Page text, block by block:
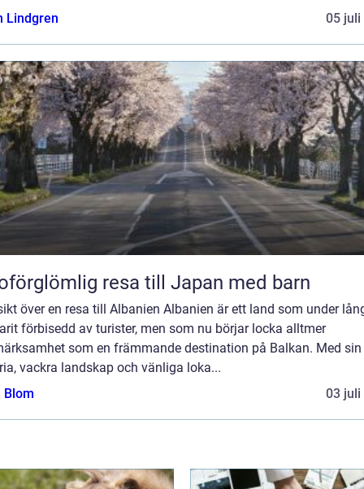
Lindgren
05 juli
resa till Japan med barn
över en resa till Albanien Albanien är ett land som under
förbisedd av turister, men som nu börjar locka alltmer
som en främmande destination på Balkan. Med
vackra landskap och vänliga loka...
Blom
03 juli